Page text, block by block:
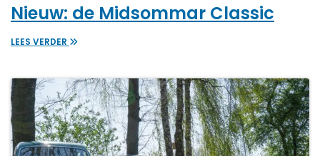
Nieuw: de Midsommar Classic
LEES VERDER